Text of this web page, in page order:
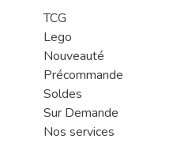
TCG
Lego
Nouveauté
Précommande
Soldes
Sur Demande
Nos services